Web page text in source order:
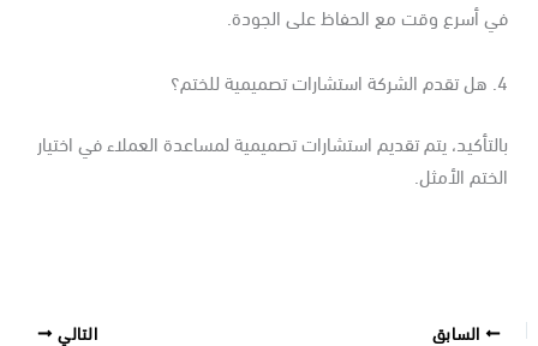
أسرع وقت مع الحفاظ على الجودة.
يتم تقديم استشارات تصميمية لمساعدة العملاء في اختيار
الأمثل.
السابق التالي